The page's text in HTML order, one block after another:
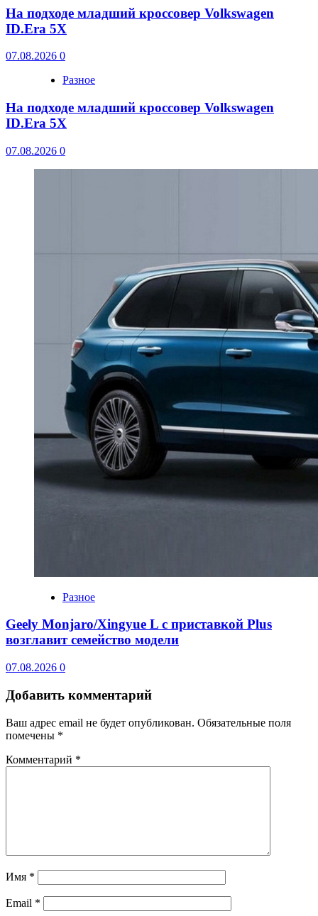
На подходе младший кроссовер Volkswagen
ID.Era 5X
07.08.2026 0
Разное
На подходе младший кроссовер Volkswagen
ID.Era 5X
07.08.2026 0
Разное
Geely Monjaro/Xingyue L с приставкой Plus
возглавит семейство модели
07.08.2026 0
Добавить комментарий
Ваш адрес email не будет опубликован. Обязательные поля
помечены *
Комментарий *
Имя *
Email *